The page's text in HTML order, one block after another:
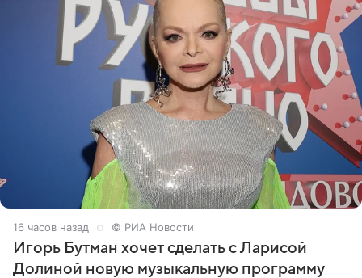
16 часов назад © РИА Новости
Игорь Бутман хочет сделать с Ларисой
Долиной новую музыкальную программу